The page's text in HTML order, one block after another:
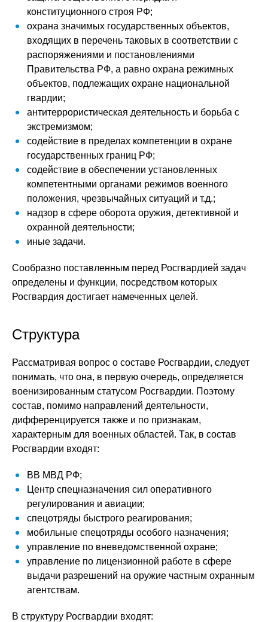
конституционного строя РФ;
охрана значимых государственных объектов,
входящих в перечень таковых в соответствии с
распоряжениями и постановлениями
Правительства РФ, а равно охрана режимных
объектов, подлежащих охране национальной
гвардии;
антитеррористическая деятельность и борьба с
экстремизмом;
содействие в пределах компетенции в охране
государственных границ РФ;
содействие в обеспечении установленных
компетентными органами режимов военного
положения, чрезвычайных ситуаций и т.д.;
надзор в сфере оборота оружия, детективной и
охранной деятельности;
иные задачи.
Сообразно поставленным перед Росгвардией задач
определены и функции, посредством которых
Росгвардия достигает намеченных целей.
Структура
Рассматривая вопрос о составе Росгвардии, следует
понимать, что она, в первую очередь, определяется
военизированным статусом Росгвардии. Поэтому
состав, помимо направлений деятельности,
дифференцируется также и по признакам,
характерным для военных областей. Так, в состав
Росгвардии входят:
ВВ МВД РФ;
Центр спецназначения сил оперативного
регулирования и авиации;
спецотряды быстрого реагирования;
мобильные спецотряды особого назначения;
управление по вневедомственной охране;
управление по лицензионной работе в сфере
выдачи разрешений на оружие частным охранным
агентствам.
В структуру Росгвардии входят: